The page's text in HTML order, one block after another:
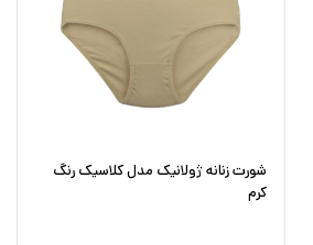
شورت زنانه ژولانیک مدل کلاسیک رنگ
کرم